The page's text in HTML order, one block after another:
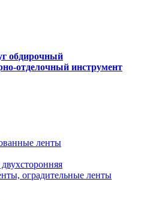
обдирочный
отделочный инструмент
ленты
оградительные ленты